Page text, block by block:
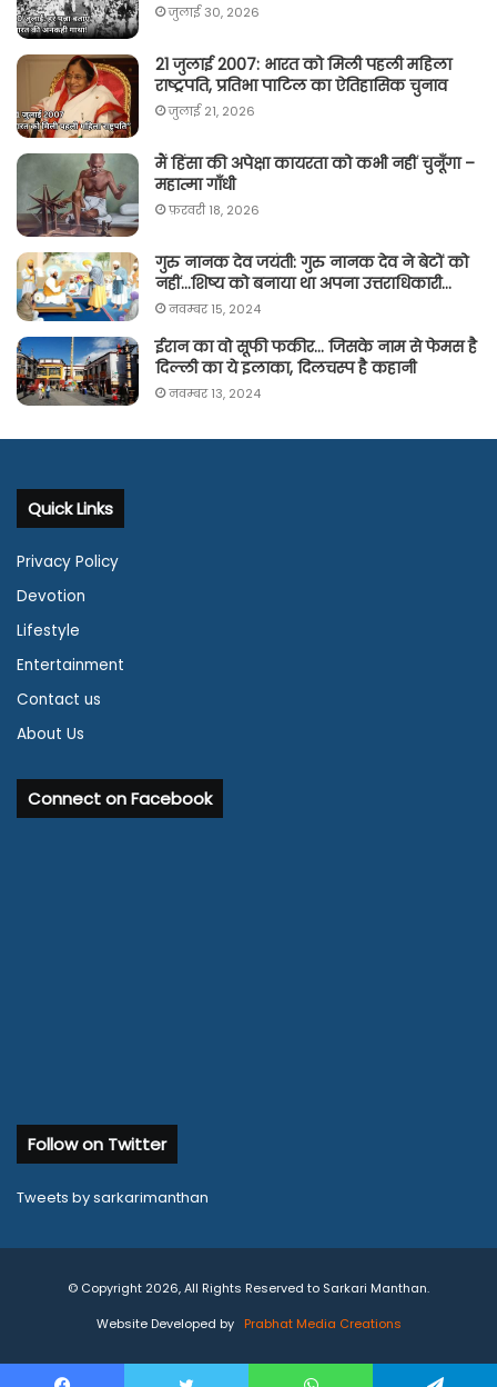
जुलाई 30, 2026
21 जुलाई 2007: भारत को मिली पहली महिला
राष्ट्रपति, प्रतिभा पाटिल का ऐतिहासिक चुनाव
जुलाई 21, 2026
मैं हिंसा की अपेक्षा कायरता को कभी नहीं चुनूँगा –
महात्मा गाँधी
फ़रवरी 18, 2026
गुरु नानक देव जयंती: गुरु नानक देव ने बेटों को
नहीं…शिष्य को बनाया था अपना उत्तराधिकारी…
नवम्बर 15, 2024
ईरान का वो सूफी फकीर… जिसके नाम से फेमस है
दिल्ली का ये इलाका, दिलचस्प है कहानी
नवम्बर 13, 2024
Quick Links
Privacy Policy
Devotion
Lifestyle
Entertainment
Contact us
About Us
Connect on Facebook
Follow on Twitter
Tweets by sarkarimanthan
© Copyright 2026, All Rights Reserved to Sarkari Manthan.
Website Developed by
Prabhat Media Creations